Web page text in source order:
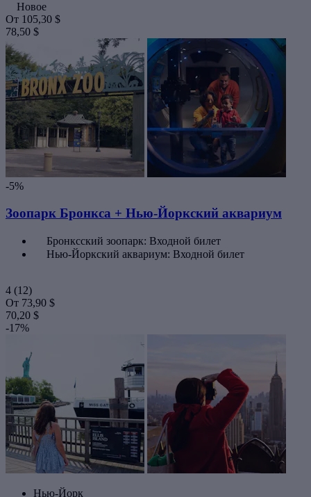
Новое
От 105,30 $
78,50 $
-5%
Зоопарк Бронкса + Нью-Йоркский аквариум
Бронксский зоопарк: Входной билет
Нью-Йоркский аквариум: Входной билет
4 (12)
От 73,90 $
70,20 $
-17%
Нью-Йорк